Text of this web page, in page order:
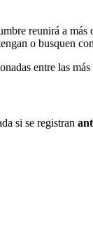
reunirá a más
o busquen
entre las
si se registran